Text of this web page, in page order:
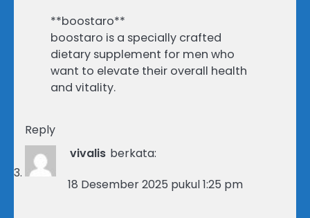
**boostaro**
boostaro is a specially crafted
dietary supplement for men who
want to elevate their overall health
and vitality.
Reply
vivalis berkata:
18 Desember 2025 pukul 1:25 pm